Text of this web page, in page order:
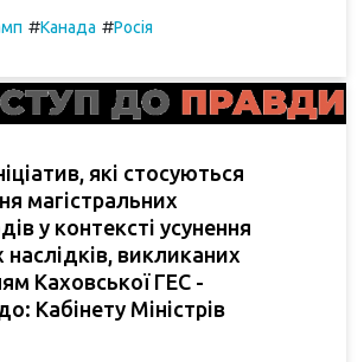
#Канада #Росія
які стосуються
магістральних
у контексті усунення
наслідків, викликаних
Каховської ГЕС -
Кабінету Міністрів